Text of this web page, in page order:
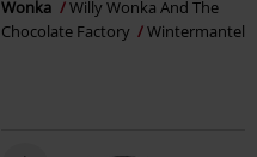
Wonka
Willy Wonka And The
Chocolate Factory
Wintermantel